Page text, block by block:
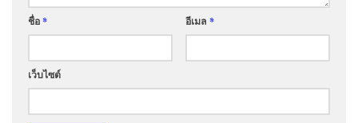
ชื่อ* อีเมล *
เว็บไซต์